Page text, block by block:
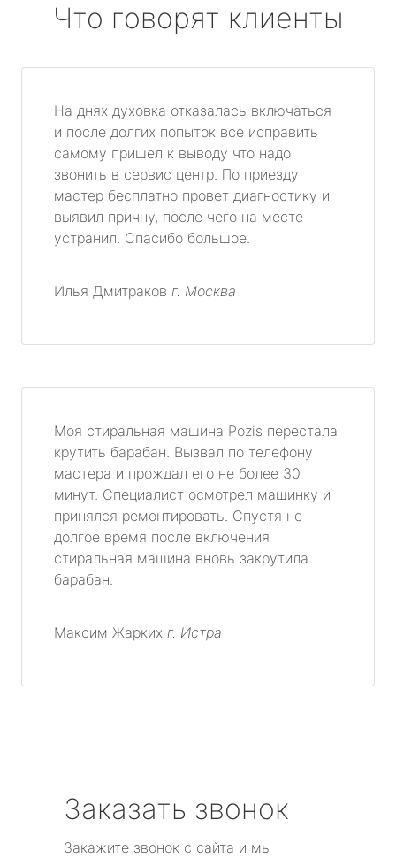
Что говорят клиенты
На днях духовка отказалась включаться
и после долгих попыток все исправить
самому пришел к выводу что надо
звонить в сервис центр. По приезду
мастер бесплатно провет диагностику и
выявил причну, после чего на месте
устранил. Спасибо большое.
Илья Дмитраков г. Москва
Моя стиральная машина Pozis перестала
крутить барабан. Вызвал по телефону
мастера и прождал его не более 30
минут. Специалист осмотрел машинку и
принялся ремонтировать. Спустя не
долгое время после включения
стиральная машина вновь закрутила
барабан.
Максим Жарких г. Истра
Заказать звонок
Закажите звонок с сайта и мы